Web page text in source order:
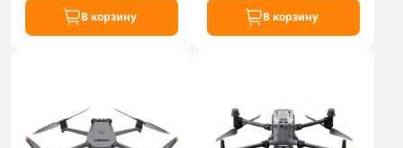
В корзину В корзину